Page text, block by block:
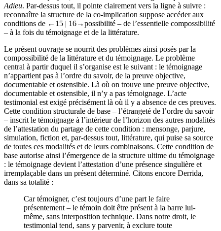
serment et du parjure, de la vérité et du mensonge évoqués dans
Adieu. Par-dessus tout, il pointe clairement vers la ligne à suivre :
reconnaître la structure de la co-implication suppose accéder aux
conditions de←15 | 16→possibilité – de l’essentielle compossibilité
Le présent ouvrage se nourrit des problèmes ainsi posés par la
compossibilité de la littérature et du témoignage. Le problème
central à partir duquel il s’organise est le suivant : le témoignage
n’appartient pas à l’ordre du savoir, de la preuve objective,
documentable et ostensible. Là où on trouve une preuve objective,
documentable et ostensible, il n’y a pas témoignage. L’acte
testimonial est exigé précisément là où il y a absence de ces preuves.
Cette condition structurale de base – l’étrangeté de l’ordre du savoir
– inscrit le témoignage à l’intérieur de l’horizon des autres modalités
de l’attestation du partage de cette condition : mensonge, parjure,
simulation, fiction et, par-dessus tout, littérature, qui puise sa source
de toutes ces modalités et de leurs combinaisons. Cette condition de
base autorise ainsi l’émergence de la structure ultime du témoignage
: le témoignage devient l’attestation d’une présence singulière et
irremplaçable dans un présent déterminé. Citons encore Derrida,
Car témoigner, c’est toujours d’une part le faire
présentement – le témoin doit être présent à la barre lui-
même, sans interposition technique. Dans notre droit, le